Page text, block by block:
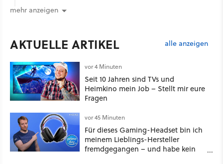
mehr anzeigen
AKTUELLE ARTIKEL alle anzeigen
vor 4 Minuten
Seit 10 Jahren sind TVs und
Heimkino mein Job – Stellt mir eure
Fragen
vor 45 Minuten
Für dieses Gaming-Headset bin ich
meinem Lieblings-Hersteller
fremdgegangen – und habe kein